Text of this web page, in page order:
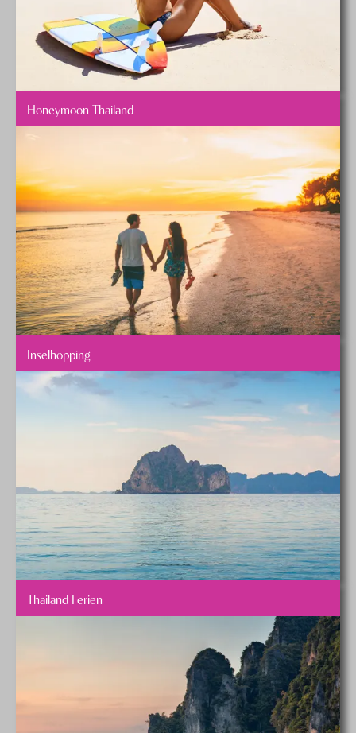
Honeymoon Thailand
Inselhopping
Thailand Ferien